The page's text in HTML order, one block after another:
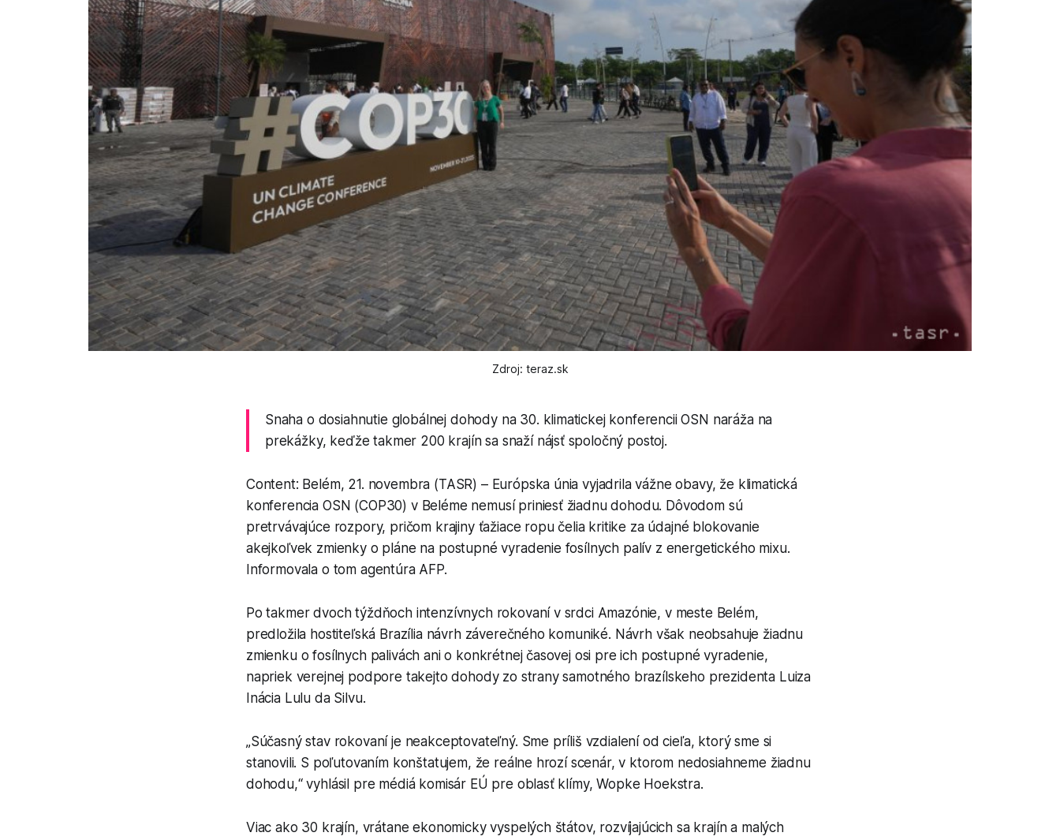
Zdroj: teraz.sk
Snaha o dosiahnutie globálnej dohody na 30. klimatickej konferencii OSN naráža na
prekážky, keďže takmer 200 krajín sa snaží nájsť spoločný postoj.
Content: Belém, 21. novembra (TASR) – Európska únia vyjadrila vážne obavy, že klimatická
konferencia OSN (COP30) v Beléme nemusí priniesť žiadnu dohodu. Dôvodom sú
pretrvávajúce rozpory, pričom krajiny ťažiace ropu čelia kritike za údajné blokovanie
akejkoľvek zmienky o pláne na postupné vyradenie fosílnych palív z energetického mixu.
Informovala o tom agentúra AFP.
Po takmer dvoch týždňoch intenzívnych rokovaní v srdci Amazónie, v meste Belém,
predložila hostiteľská Brazília návrh záverečného komuniké. Návrh však neobsahuje žiadnu
zmienku o fosílnych palivách ani o konkrétnej časovej osi pre ich postupné vyradenie,
napriek verejnej podpore takejto dohody zo strany samotného brazílskeho prezidenta Luiza
Inácia Lulu da Silvu.
„Súčasný stav rokovaní je neakceptovateľný. Sme príliš vzdialení od cieľa, ktorý sme si
stanovili. S poľutovaním konštatujem, že reálne hrozí scenár, v ktorom nedosiahneme žiadnu
dohodu,“ vyhlásil pre médiá komisár EÚ pre oblasť klímy, Wopke Hoekstra.
Viac ako 30 krajín, vrátane ekonomicky vyspelých štátov, rozvíjajúcich sa krajín a malých